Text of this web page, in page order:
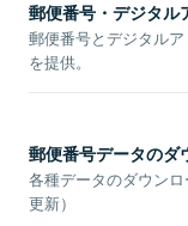
郵便番号・デジタル
郵便番号とデジタル
を提供。
郵便番号データのダ
各種データのダウン
更新）